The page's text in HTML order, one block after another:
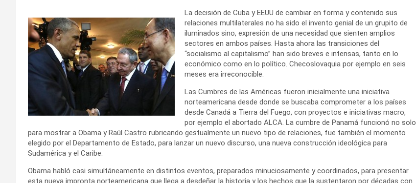
La decisión de Cuba y EEUU de cambiar en forma y contenido sus
relaciones multilaterales no ha sido el invento genial de un grupito de
iluminados sino, expresión de una necesidad que sienten amplios
sectores en ambos países. Hasta ahora las transiciones del
“socialismo al capitalismo” han sido breves e intensas, tanto en lo
económico como en lo político. Checoslovaquia por ejemplo en seis
meses era irreconocible.
Las Cumbres de las Américas fueron inicialmente una iniciativa
norteamericana desde donde se buscaba comprometer a los países
desde Canadá a Tierra del Fuego, con proyectos e iniciativas macro,
por ejemplo el abortado ALCA. La cumbre de Panamá funcionó no solo
para mostrar a Obama y Raúl Castro rubricando gestualmente un nuevo tipo de relaciones, fue también el momento
elegido por el Departamento de Estado, para lanzar un nuevo discurso, una nueva construcción ideológica para
Sudamérica y el Caribe.
Obama habló casi simultáneamente en distintos eventos, preparados minuciosamente y coordinados, para presentar
esta nueva impronta norteamericana que llega a desdeñar la historia y los hechos que la sustentaron por décadas con